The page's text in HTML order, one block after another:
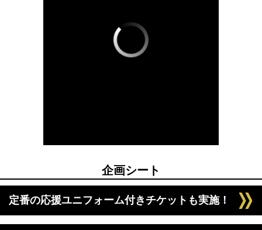
企画シート
定番の応援ユニフォーム付きチケットも実施！